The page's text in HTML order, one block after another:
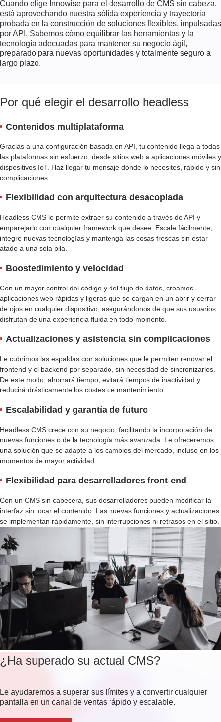
Cuando elige Innowise para el desarrollo de CMS sin cabeza,
está aprovechando nuestra sólida experiencia y trayectoria
probada en la construcción de soluciones flexibles, impulsadas
por API. Sabemos cómo equilibrar las herramientas y la
tecnología adecuadas para mantener su negocio ágil,
preparado para nuevas oportunidades y totalmente seguro a
largo plazo.
Por qué elegir el desarrollo headless
Contenidos multiplataforma
Gracias a una configuración basada en API, tu contenido llega a todas
las plataformas sin esfuerzo, desde sitios web a aplicaciones móviles y
dispositivos IoT. Haz llegar tu mensaje donde lo necesites, rápido y sin
complicaciones.
Flexibilidad con arquitectura desacoplada
Headless CMS le permite extraer su contenido a través de API y
emparejarlo con cualquier framework que desee. Escale fácilmente,
integre nuevas tecnologías y mantenga las cosas frescas sin estar
atado a una sola pila.
Boostedimiento y velocidad
Con un mayor control del código y del flujo de datos, creamos
aplicaciones web rápidas y ligeras que se cargan en un abrir y cerrar
de ojos en cualquier dispositivo, asegurándonos de que sus usuarios
disfrutan de una experiencia fluida en todo momento.
Actualizaciones y asistencia sin complicaciones
Le cubrimos las espaldas con soluciones que le permiten renovar el
frontend y el backend por separado, sin necesidad de sincronizarlos.
De este modo, ahorrará tiempo, evitará tiempos de inactividad y
reducirá drásticamente los costes de mantenimiento.
Escalabilidad y garantía de futuro
Headless CMS crece con su negocio, facilitando la incorporación de
nuevas funciones o de la tecnología más avanzada. Le ofreceremos
una solución que se adapte a los cambios del mercado, incluso en los
momentos de mayor actividad.
Flexibilidad para desarrolladores front-end
Con un CMS sin cabecera, sus desarrolladores pueden modificar la
interfaz sin tocar el contenido. Las nuevas funciones y actualizaciones
se implementan rápidamente, sin interrupciones ni retrasos en el sitio.
¿Ha superado su actual CMS?
Le ayudaremos a superar sus límites y a convertir cualquier
pantalla en un canal de ventas rápido y escalable.